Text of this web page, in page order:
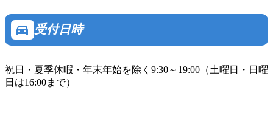
directions_car 受付日時
祝日・夏季休暇・年末年始を除く9:30～19:00（土曜日・日曜
日は16:00まで）